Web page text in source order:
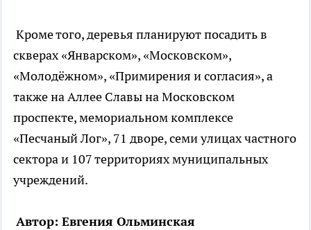
Кроме того, деревья планируют посадить в
скверах «Январском», «Московском»,
«Молодёжном», «Примирения и согласия», а
также на Аллее Славы на Московском
проспекте, мемориальном комплексе
«Песчаный Лог», 71 дворе, семи улицах частного
сектора и 107 территориях муниципальных
учреждений.
Автор: Евгения Ольминская